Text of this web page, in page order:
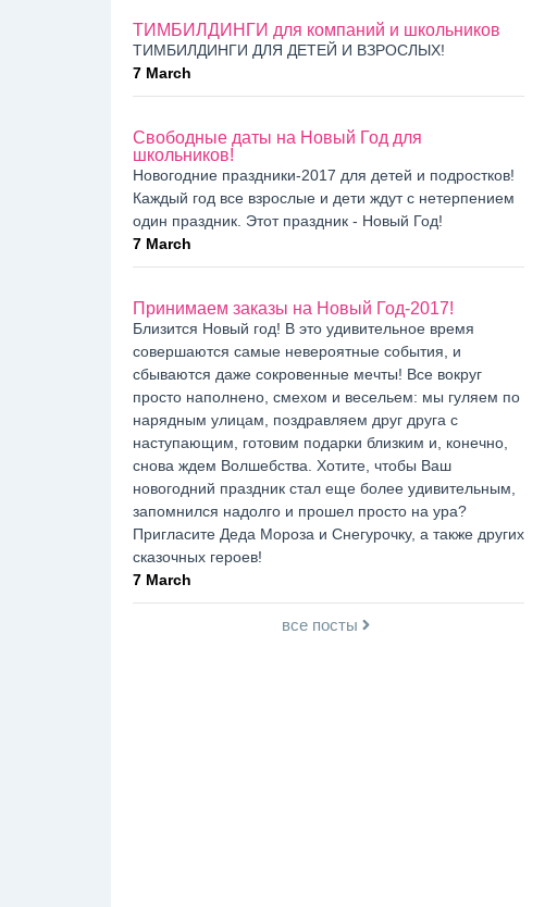
ТИМБИЛДИНГИ для компаний и школьников
ТИМБИЛДИНГИ ДЛЯ ДЕТЕЙ И ВЗРОСЛЫХ!
7 March
Свободные даты на Новый Год для
школьников!
Новогодние праздники-2017 для детей и подростков!
Каждый год все взрослые и дети ждут с нетерпением
один праздник. Этот праздник - Новый Год!
7 March
Принимаем заказы на Новый Год-2017!
Близится Новый год! В это удивительное время
совершаются самые невероятные события, и
сбываются даже сокровенные мечты! Все вокруг
просто наполнено, смехом и весельем: мы гуляем по
нарядным улицам, поздравляем друг друга с
наступающим, готовим подарки близким и, конечно,
снова ждем Волшебства. Хотите, чтобы Ваш
новогодний праздник стал еще более удивительным,
запомнился надолго и прошел просто на ура?
Пригласите Деда Мороза и Снегурочку, а также других
сказочных героев!
7 March
все посты